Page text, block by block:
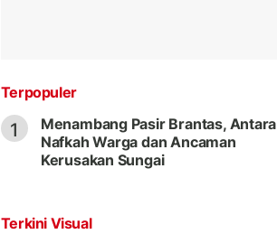
Terpopuler
1
Menambang Pasir Brantas, Antara
Nafkah Warga dan Ancaman
Kerusakan Sungai
Terkini Visual